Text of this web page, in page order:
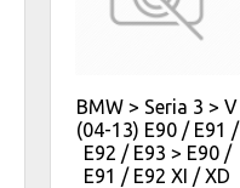
BMW > Seria 3 > V
(04-13) E90 / E91 /
E92 / E93 > E90 /
E91 / E92 XI / XD